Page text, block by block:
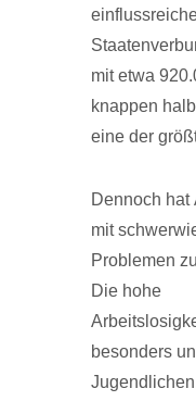
mit etwa
knappen
eine der
Dennoch hat
mit
Problemen
Die hohe
besonders